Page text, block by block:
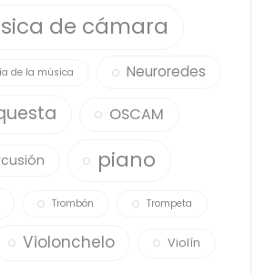
de cámara
de la música Neuroredes
OSCAM
piano
Trombón Trompeta
Violonchelo Violín